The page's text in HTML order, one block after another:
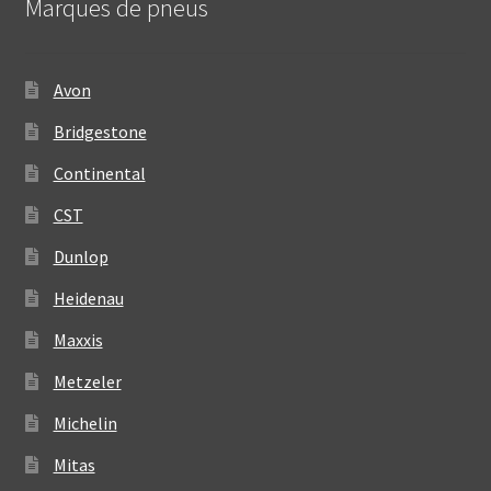
Marques de pneus
Avon
Bridgestone
Continental
CST
Dunlop
Heidenau
Maxxis
Metzeler
Michelin
Mitas